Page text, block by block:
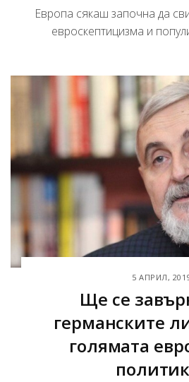
Европа сякаш започна да
евроскептицизма и
5 АПРИЛ,
Ще се
германските
голямата